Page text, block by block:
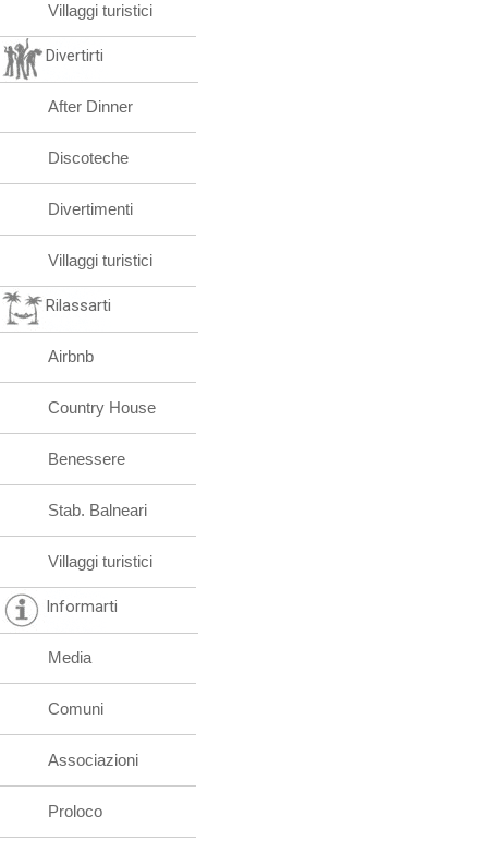
Villaggi turistici
Divertirti
After Dinner
Discoteche
Divertimenti
Villaggi turistici
Rilassarti
Airbnb
Country House
Benessere
Stab. Balneari
Villaggi turistici
Informarti
Media
Comuni
Associazioni
Proloco